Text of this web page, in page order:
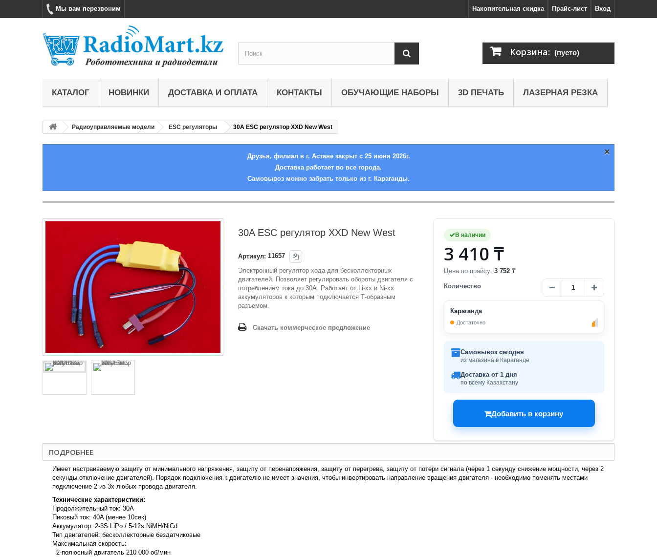
Вход
Прайс-лист
Накопительная скидка
Мы вам перезвоним
Корзина: (пусто)
КАТАЛОГ НОВИНКИ ДОСТАВКА И ОПЛАТА КОНТАКТЫ ОБУЧАЮЩИЕ НАБОРЫ 3D ПЕЧАТЬ ЛАЗЕРНАЯ РЕЗКА
Радиоуправляемые модели ESC регуляторы 30A ESC регулятор XXD New West
×
Друзья, филиал в г. Астане закрыт с 25 июня 2026г.
Доставка работает во все города.
Самовывоз можно забрать только из г. Караганды.
30A ESC регулятор XXD New West
Артикул: 11657
Электронный регулятор хода для бесколлекторных
двигателей. Позволяет регулировать обороты двигателя с
потреблением тока до 30А. Работает от Li-xx и Ni-xx
аккумуляторов к которым подключается Т-образным
разъемом.
Скачать коммерческое предложение
В наличии
3 410 ₸
Цена по прайсу: 3 752 ₸
Количество
Караганда
Достаточно
Самовывоз сегодня
из магазина в Караганде
Доставка от 1 дня
по всему Казахстану
Добавить в корзину
ПОДРОБНЕЕ
Имеет настраиваемую защиту от минимального напряжения, защиту от перенапряжения, защиту от перегрева, защиту от потери сигнала (через 1 секунду снижение мощности, через 2
секунды отключение двигателей). Порядок подключения к двигателю не имеет значения, чтобы инвертировать направление вращения двигателя - необходимо поменять местами
подключение 2 из 3х любых провода двигателя.
Технические характеристики:
Продолжительный ток: 30A
Пиковый ток: 40A (менее 10сек)
Аккумулятор: 2-3S LiPo / 5-12s NiMH/NiCd
Тип двигателей: бесколлекторные бездатчиковые
Максимальная скорость:
2-полюсный двигатель 210 000 об/мин